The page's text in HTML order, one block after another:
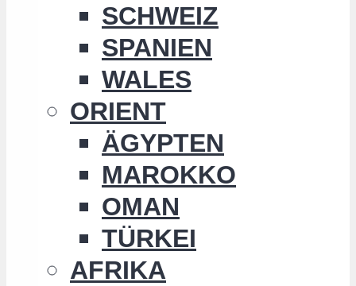
SCHWEIZ
SPANIEN
WALES
ORIENT
ÄGYPTEN
MAROKKO
OMAN
TÜRKEI
AFRIKA